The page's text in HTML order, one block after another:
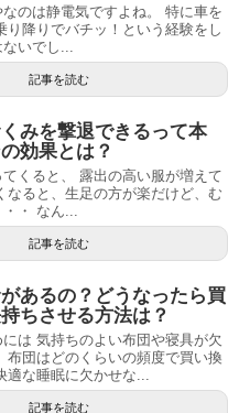
のは静電気ですよね。 特に車を
り降りでバチッ！という経験をし
いでし...
記事を読む
みを撃退できるって本
効果とは？
くると、 露出の高い服が増えて
なると、生足の方が楽だけど、む
・・ なん...
記事を読む
あるの？どうなったら買
ちさせる方法は？
は 気持ちのよい布団や寝具が欠
布団はどのくらいの頻度で買い換
適な睡眠に欠かせな...
記事を読む